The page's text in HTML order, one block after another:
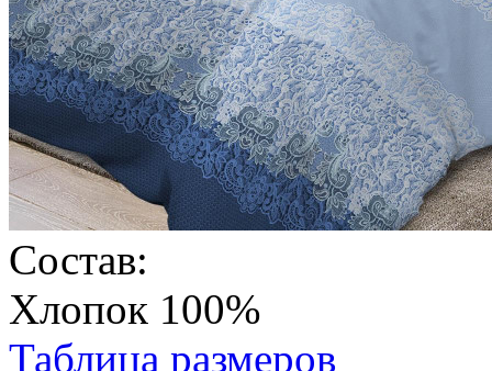
Состав:
Хлопок 100%
Таблица размеров